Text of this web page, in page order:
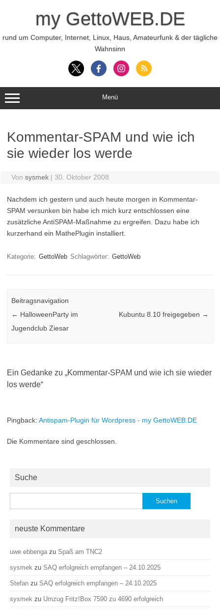
my GettoWEB.DE
rund um Computer, Internet, Linux, Haus, Amateurfunk & der tägliche
Wahnsinn
Menü
Kommentar-SPAM und wie ich
sie wieder los werde
Von sysmek | 30. Oktober 2008
Nachdem ich gestern und auch heute morgen in Kommentar-
SPAM versunken bin habe ich mich kurz entschlossen eine
zusätzliche AntiSPAM-Maßnahme zu ergreifen. Dazu habe ich
kurzerhand ein MathePlugin installiert.
Kategorie: GettoWeb Schlagwörter: GettoWeb
Beitragsnavigation
← HalloweenParty im
Jugendclub Ziesar
Kubuntu 8.10 freigegeben →
Ein Gedanke zu „Kommentar-SPAM und wie ich sie wieder
los werde“
Pingback: Antispam-Plugin für Wordpress - my GettoWEB.DE
Die Kommentare sind geschlossen.
Suche
nach:
neuste Kommentare
uwe ebbenga zu Spaß am TNC2
sysmek zu SAQ erfolgreich empfangen – 24.10.2025
Stefan zu SAQ erfolgreich empfangen – 24.10.2025
sysmek zu Umzug Fritz!Box 7590 zu 4690 erfolgreich